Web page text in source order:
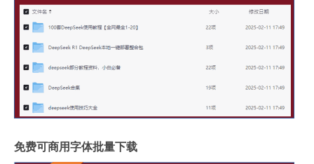
免费可商用字体批量下载